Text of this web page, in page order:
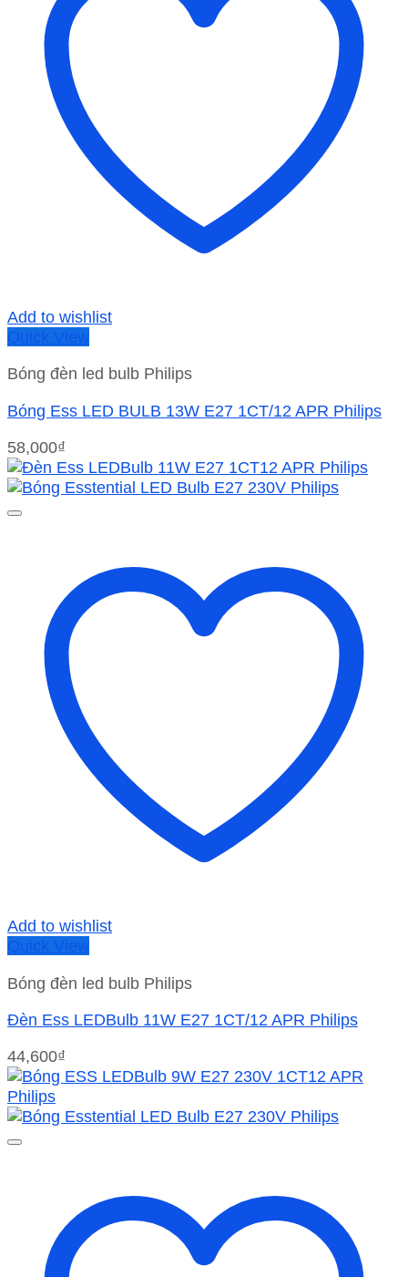
Add to wishlist
Quick View
Bóng đèn led bulb Philips
Bóng Ess LED BULB 13W E27 1CT/12 APR Philips
58,000₫
Add to wishlist
Quick View
Bóng đèn led bulb Philips
Đèn Ess LEDBulb 11W E27 1CT/12 APR Philips
44,600₫